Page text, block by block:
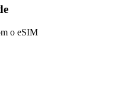
o eSIM